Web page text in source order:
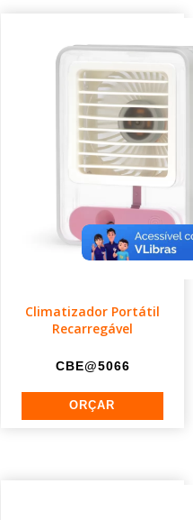
Climatizador Portátil
Recarregável
CBE@5066